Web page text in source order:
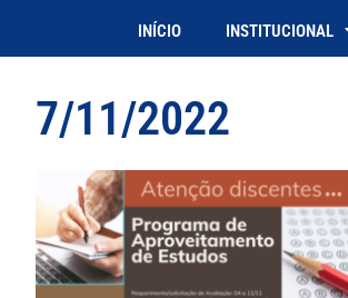
INÍCIO INSTITUCIONAL
7/11/2022